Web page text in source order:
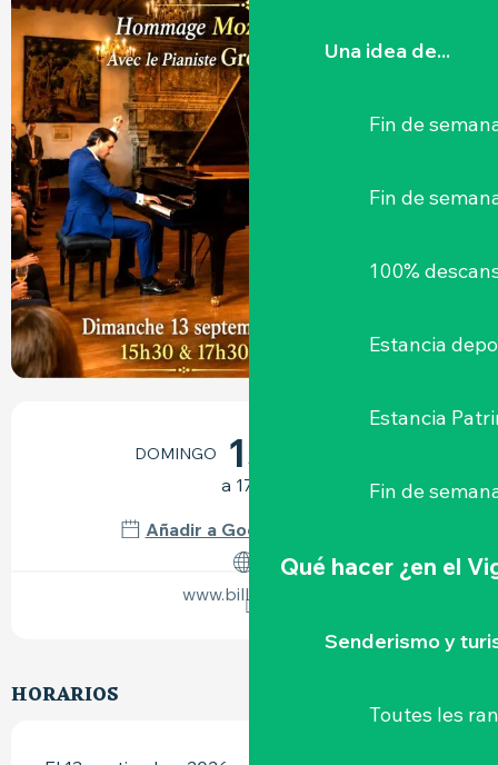
Una idea de...
Fin de
Fin de
100%
Estancia
Estancia
Fin de
Qué hacer ¿en el
Senderismo y
Toutes les
HORARIOS Y DATOS DE CONTACTO
DOMINGO 13
a 17:30
Añadir a Google Calendar
www.billetweb.fr
HORARIOS